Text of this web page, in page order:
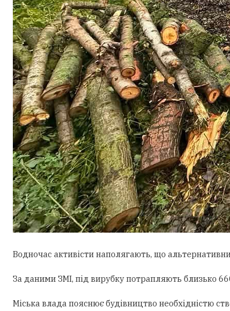
Водночас активісти наполягають, що
За даними ЗМІ, під вирубку потрапляють близько
Міська влада пояснює будівництво необхідністю